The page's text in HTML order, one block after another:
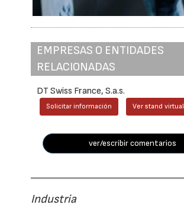
EMPRESAS O ENTIDADES
RELACIONADAS
DT Swiss France, S.a.s.
Solicitar información Ver stand virtual
ver/escribir comentarios
Industria